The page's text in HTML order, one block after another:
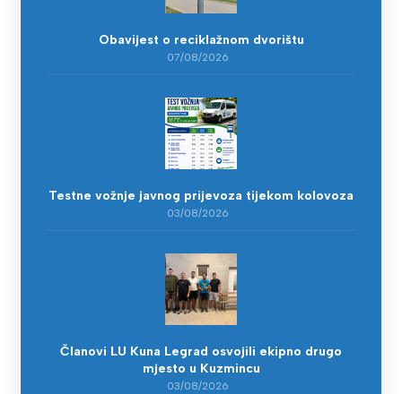
Obavijest o reciklažnom dvorištu
07/08/2026
Testne vožnje javnog prijevoza tijekom kolovoza
03/08/2026
Članovi LU Kuna Legrad osvojili ekipno drugo
mjesto u Kuzmincu
03/08/2026